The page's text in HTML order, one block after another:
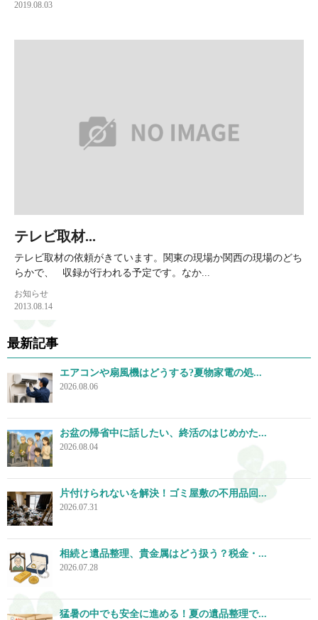
2019.08.03
テレビ取材...
テレビ取材の依頼がきています。関東の現場か関西の現場のどち
らかで、 収録が行われる予定です。なか...
お知らせ
2013.08.14
最新記事
エアコンや扇風機はどうする?夏物家電の処...
2026.08.06
お盆の帰省中に話したい、終活のはじめかた...
2026.08.04
片付けられないを解決！ゴミ屋敷の不用品回...
2026.07.31
相続と遺品整理、貴金属はどう扱う？税金・...
2026.07.28
猛暑の中でも安全に進める！夏の遺品整理で...